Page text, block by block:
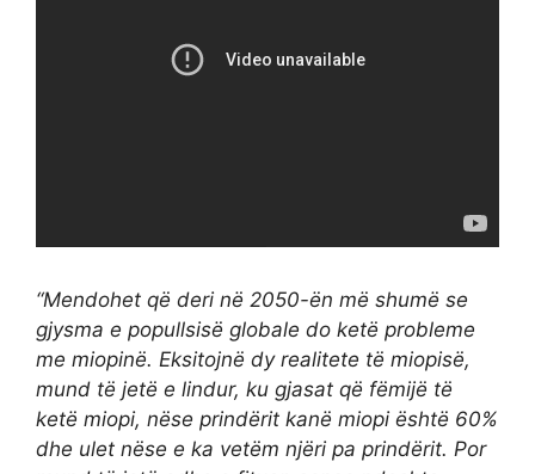
“Mendohet që deri në 2050-ën më shumë se
gjysma e popullsisë globale do ketë probleme
me miopinë. Eksitojnë dy realitete të miopisë,
mund të jetë e lindur, ku gjasat që fëmijë të
ketë miopi, nëse prindërit kanë miopi është 60%
dhe ulet nëse e ka vetëm njëri pa prindërit. Por